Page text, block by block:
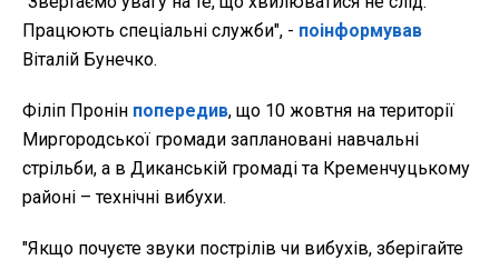
Працюють спеціальні служби", - поінформував
Віталій Бунечко.
Філіп Пронін попередив, що 10 жовтня на території
Миргородської громади заплановані навчальні
стрільби, а в Диканській громаді та Кременчуцькому
районі – технічні вибухи.
"Якщо почуєте звуки пострілів чи вибухів, зберігайте